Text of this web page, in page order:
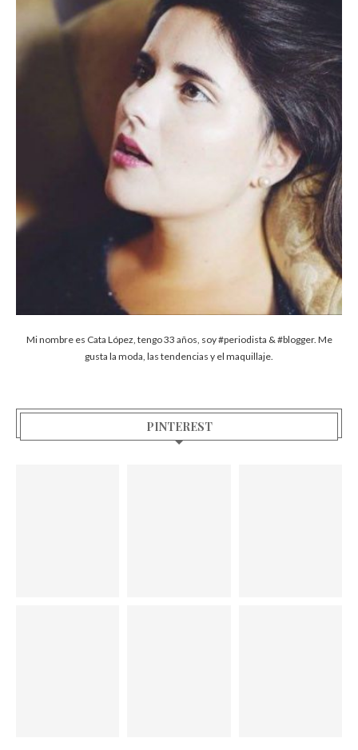
Mi nombre es Cata López, tengo 33 años, soy #periodista & #blogger. Me
gusta la moda, las tendencias y el maquillaje.
PINTEREST